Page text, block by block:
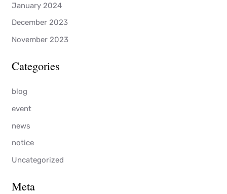
January 2024
December 2023
November 2023
Categories
blog
event
news
notice
Uncategorized
Meta